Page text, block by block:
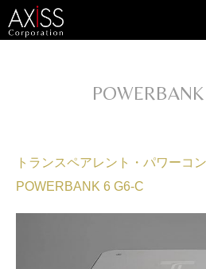
トランスペアレント・パワーコ
POWERBANK 6 G6-C